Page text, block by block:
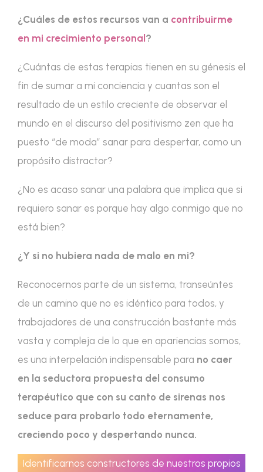
¿Cuáles de estos recursos van a contribuirme
en mi crecimiento personal ?
¿Cuántas de estas terapias tienen en su génesis el
fin de sumar a mi conciencia y cuantas son el
resultado de un estilo creciente de observar el
mundo en el discurso del positivismo zen que ha
puesto “de moda” sanar para despertar, como un
propósito distractor?
¿No es acaso sanar una palabra que implica que si
requiero sanar es porque hay algo conmigo que no
está bien?
¿Y si no hubiera nada de malo en mi?
Reconocernos parte de un sistema, transeúntes
de un camino que no es idéntico para todos, y
trabajadores de una construcción bastante más
vasta y compleja de lo que en apariencias somos,
es una interpelación indispensable para no caer
en la seductora propuesta del consumo
terapéutico que con su canto de sirenas nos
seduce para probarlo todo eternamente,
creciendo poco y despertando nunca.
Identificarnos constructores de nuestros propios